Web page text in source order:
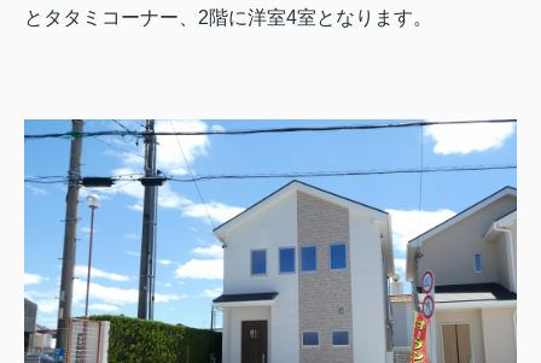
とタタミコーナー、2階に洋室4室となります。